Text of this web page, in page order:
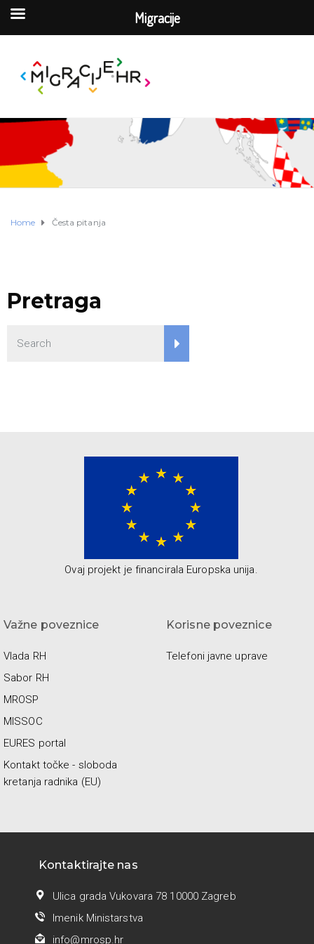
Home Česta pitanja
Pretraga
Ovaj projekt je financirala Europska unija.
Važne poveznice
Vlada RH
Sabor RH
MROSP
MISSOC
EURES portal
Kontakt točke - sloboda
kretanja radnika (EU)
Korisne poveznice
Telefoni javne uprave
Kontaktirajte nas
Ulica grada Vukovara 78 10000 Zagreb
Imenik Ministarstva
info@mrosp.hr
Migracije